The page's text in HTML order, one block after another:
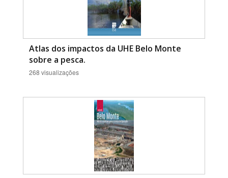
Atlas dos impactos da UHE Belo Monte
sobre a pesca.
268 visualizações